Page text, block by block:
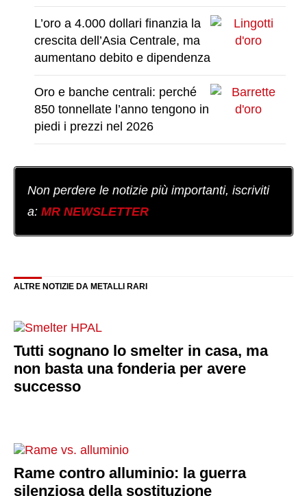
L’oro a 4.000 dollari finanzia la
crescita dell’Asia Centrale, ma
aumentano debito e dipendenza
Oro e banche centrali: perché
850 tonnellate l’anno tengono in
piedi i prezzi nel 2026
Non perdere le notizie più importanti, iscriviti
a: MR NEWSLETTER
ALTRE NOTIZIE DA METALLI RARI
Tutti sognano lo smelter in casa, ma
non basta una fonderia per avere
successo
Rame contro alluminio: la guerra
silenziosa della sostituzione